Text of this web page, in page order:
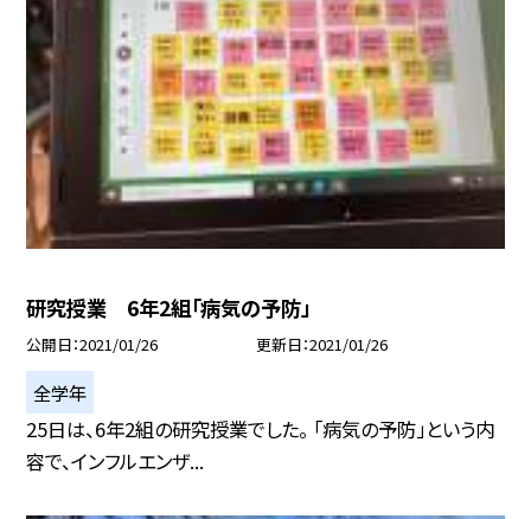
研究授業 6年2組「病気の予防」
公開日 2021/01/26 更新日 2021/01/26
全学年
25日は、6年2組の研究授業でした。 「病気の予防」という内
容で、インフルエンザ...